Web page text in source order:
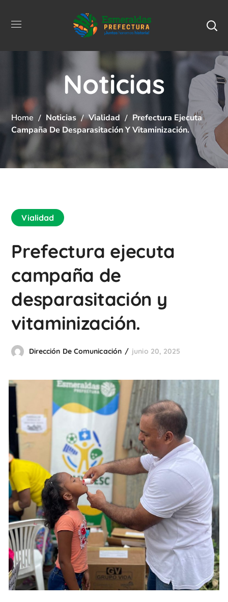
Noticias
Home Noticias Vialidad
Prefectura Ejecuta
Campaña De Desparasitación Y Vitaminización.
Vialidad
Prefectura ejecuta
campaña de
desparasitación y
vitaminización.
Dirección De Comunicación junio 20, 2025